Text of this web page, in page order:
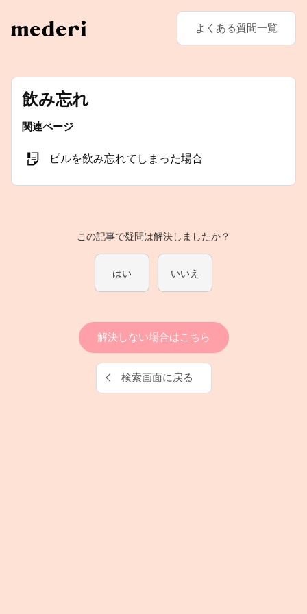
よくある質問一覧
飲み忘れ
この記事で疑問は解決しましたか？
はい いいえ
関連ページ
ピルを飲み忘れてしまった場合
解決しない場合はこちら
検索画面に戻る